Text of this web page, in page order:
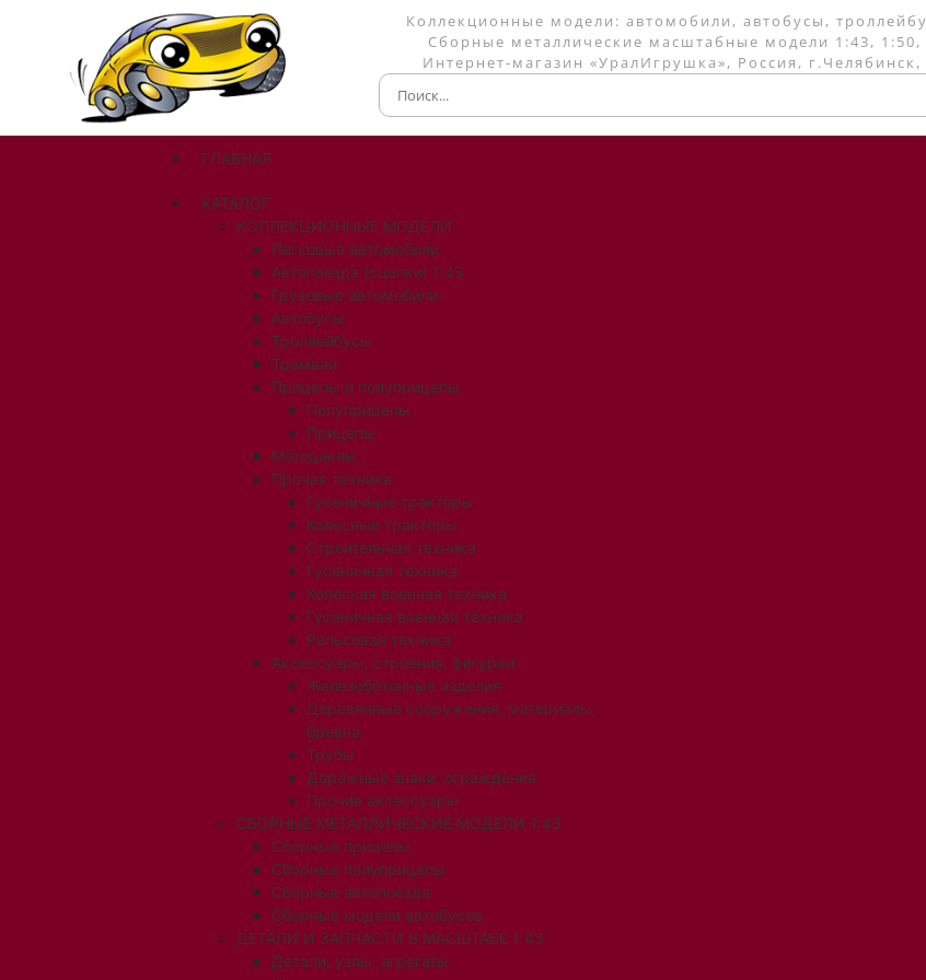
Коллекционные модели: автомобили, автобусы,
Сборные металлические масштабные модели 1:43, 1:50,
Интернет-магазин «УралИгрушка», Россия,
ГЛАВНАЯ
КАТАЛОГ
КОЛЛЕКЦИОННЫЕ МОДЕЛИ
Легковые автомобили
Автопоезда (сцепки) 1:43
Грузовые автомобили
Автобусы
Троллейбусы
Трамваи
Прицепы и полуприцепы
Полуприцепы
Прицепы
Мотоциклы
Прочая техника
Гусеничные тракторы
Колесные тракторы
Строительная техника
Гусеничная техника
Колесная военная техника
Гусеничная военная техника
Рельсовая техника
Аксессуары, строения, фигурки
Железобетонные изделия
Деревянные сооружения, материалы,
бревна
Трубы
Дорожные знаки, ограждения
Прочие аксессуары
СБОРНЫЕ МЕТАЛЛИЧЕСКИЕ МОДЕЛИ 1:43
Сборные прицепы
Сборные полуприцепы
Сборные автопоезда
Сборные модели автобусов
ДЕТАЛИ И ЗАПЧАСТИ В МАСШТАБЕ 1:43
Детали, узлы, агрегаты